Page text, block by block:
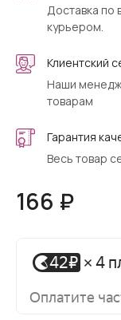
Доставка по
курьером.
Клиентский
Наши
товарам
Гарантия
Весь товар
166 ₽